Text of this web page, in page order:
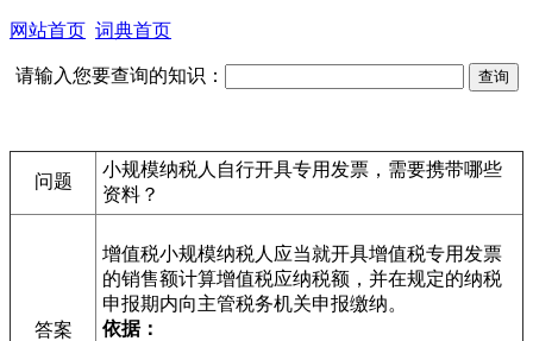
网站首页 词典首页
请输入您要查询的知识：
问题
小规模纳税人自行开具专用发票，需要携带哪些
资料？
答案
增值税小规模纳税人应当就开具增值税专用发票
的销售额计算增值税应纳税额，并在规定的纳税
申报期内向主管税务机关申报缴纳。
依据：